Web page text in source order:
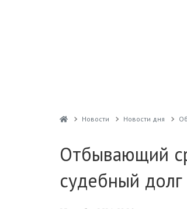
Новости Новости дня
Отбывающий
судебный долг